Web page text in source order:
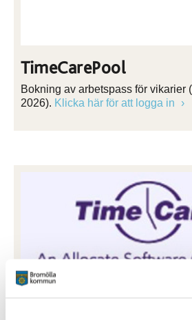
TimeCarePool
Bokning av arbetspass för vikarier
2026). Klicka här för att logga in